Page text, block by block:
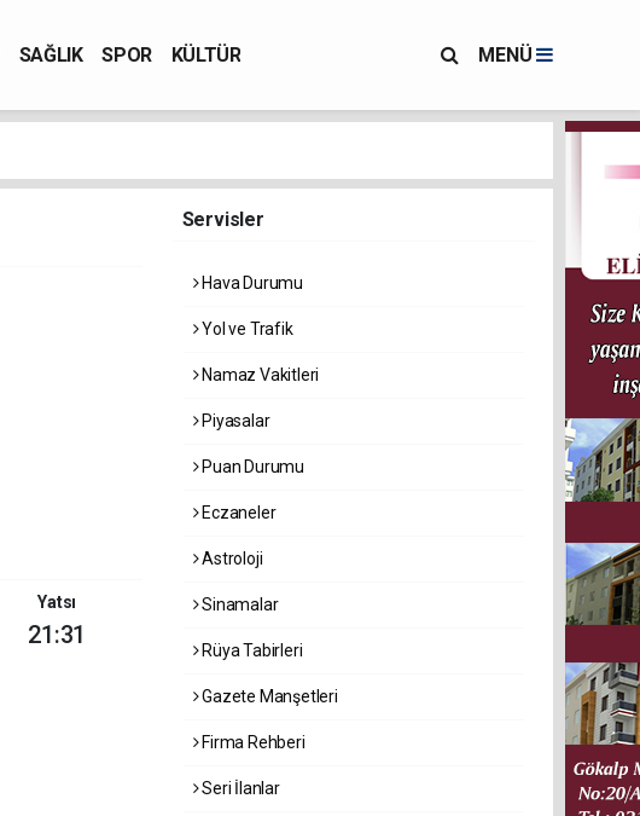
SAĞLIK SPOR KÜLTÜR MENÜ
Yatsı
21:31
Servisler
Hava Durumu
Yol ve Trafik
Namaz Vakitleri
Piyasalar
Puan Durumu
Eczaneler
Astroloji
Sinamalar
Rüya Tabirleri
Gazete Manşetleri
Firma Rehberi
Seri İlanlar